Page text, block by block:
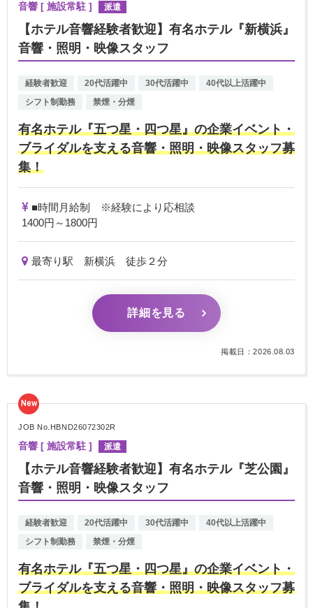
音響 [ 施設常駐 ] 派遣
【ホテル音響経験者歓迎】有名ホテル『新横浜』
音響・照明・映像スタッフ
経験者歓迎 20代活躍中 30代活躍中
40代以上活躍中
シフト制勤務
禁煙・分煙
有名ホテル『五つ星・四つ星』の企業イベント・
ブライダルを支える音響・照明・映像スタッフ募
集！
■時間月給制 ※経験により応相談
1400円～1800円
最寄り駅 新横浜 徒歩２分
詳細を見る
掲載日：2026.08.03
JOB No.HBND26072302R
音響 [ 施設常駐 ] 派遣
【ホテル音響経験者歓迎】有名ホテル『芝公園』
音響・照明・映像スタッフ
経験者歓迎 20代活躍中 30代活躍中
40代以上活躍中
シフト制勤務
禁煙・分煙
有名ホテル『五つ星・四つ星』の企業イベント・
ブライダルを支える音響・照明・映像スタッフ募
New